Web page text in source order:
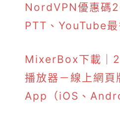
NordVPN優惠碼
PTT、YouTube最
MixerBox下載｜
播放器－線上網頁
App（iOS、